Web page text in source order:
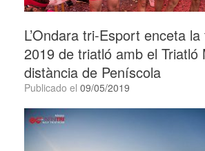
L’Ondara tri-Esport enceta
2019 de triatló amb el Triatló
distància de Peníscola
Publicado el 09/05/2019